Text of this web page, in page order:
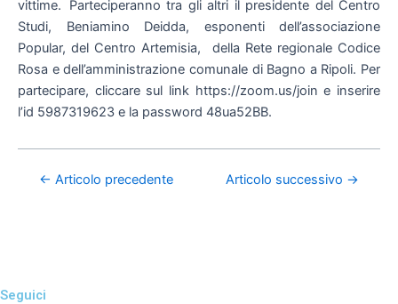
vittime. Parteciperanno tra gli altri il presidente del Centro
Studi, Beniamino Deidda, esponenti dell’associazione
Popular, del Centro Artemisia, della Rete regionale Codice
Rosa e dell’amministrazione comunale di Bagno a Ripoli. Per
partecipare, cliccare sul link https://zoom.us/join e inserire
l’id 5987319623 e la password 48ua52BB.
← Articolo precedente Articolo successivo →
Seguici